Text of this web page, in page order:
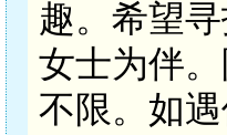
趣。希望
女士为伴
不限。如